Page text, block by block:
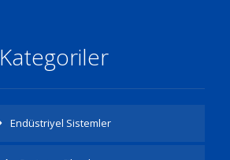
Kategoriler
Endüstriyel Sistemler